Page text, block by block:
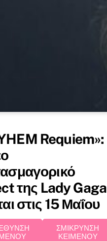
Requiem»:
της Lady Gaga
στις 15 Μαΐου
ΣΜΙΚΡΥΝΣΗ
ΚΕΙΜΕΝΟΥ